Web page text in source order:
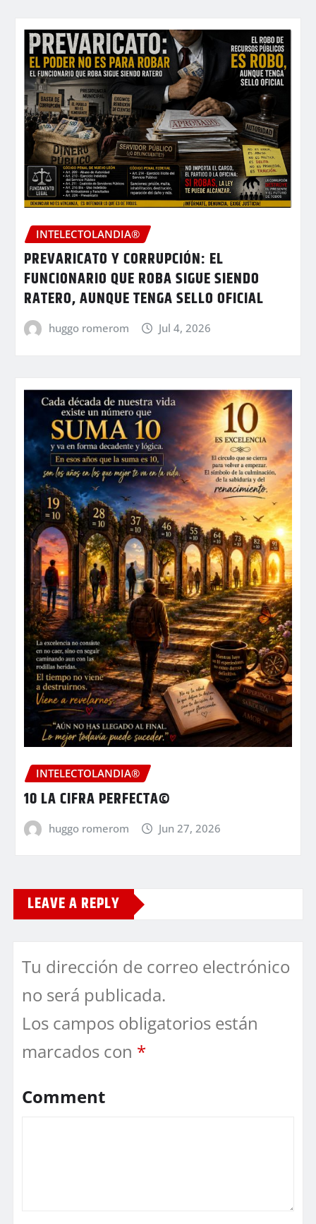
INTELECTOLANDIA®
PREVARICATO Y CORRUPCIÓN: EL
FUNCIONARIO QUE ROBA SIGUE SIENDO
RATERO, AUNQUE TENGA SELLO OFICIAL
huggo romerom Jul 4, 2026
INTELECTOLANDIA®
10 LA CIFRA PERFECTA©
huggo romerom Jun 27, 2026
LEAVE A REPLY
Tu dirección de correo electrónico
no será publicada.
Los campos obligatorios están
marcados con *
Comment